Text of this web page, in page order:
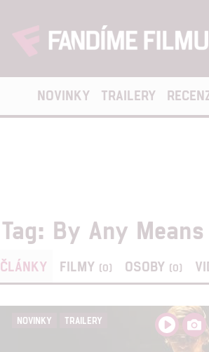
NOVINKY TRAILERY
Tag: By Any Means
ČLÁNKY FILMY (0) OSOBY (0)
NOVINKY TRAILERY